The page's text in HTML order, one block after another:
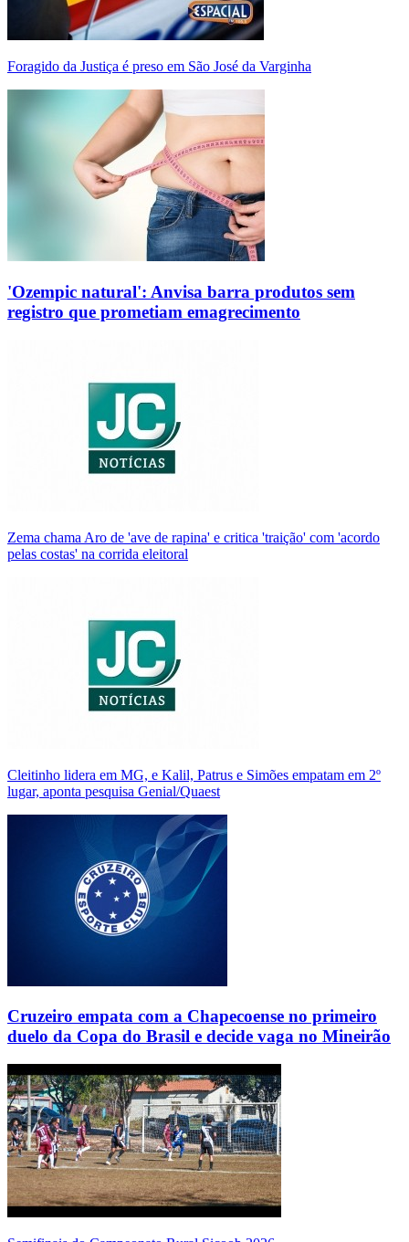
Foragido da Justiça é preso em São José da Varginha
'Ozempic natural': Anvisa barra produtos sem
registro que prometiam emagrecimento
Zema chama Aro de 'ave de rapina' e critica 'traição' com 'acordo
pelas costas' na corrida eleitoral
Cleitinho lidera em MG, e Kalil, Patrus e Simões empatam em 2º
lugar, aponta pesquisa Genial/Quaest
Cruzeiro empata com a Chapecoense no primeiro
duelo da Copa do Brasil e decide vaga no Mineirão